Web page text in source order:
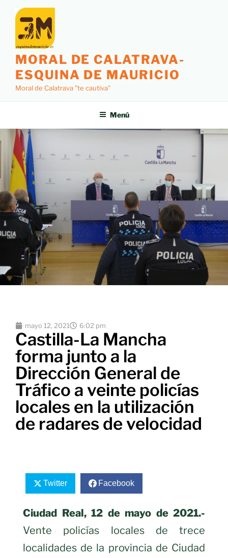
MORAL DE CALATRAVA-
ESQUINA DE MAURICIO
Moral de Calatrava "te cautiva"
Menú
mayo 12, 2021 6:02 pm
Castilla-La Mancha
forma junto a la
Dirección General de
Tráfico a veinte policías
locales en la utilización
de radares de velocidad
Twitter Facebook
Ciudad Real, 12 de mayo de 2021.-
Vente policías locales de trece
localidades de la provincia de Ciudad